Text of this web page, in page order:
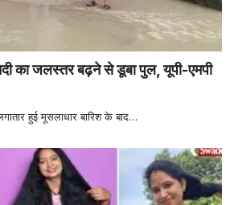
का जलस्तर बढ़ने से डूबा पुल, यूपी-एमपी
हुई मूसलाधार बारिश के बाद…